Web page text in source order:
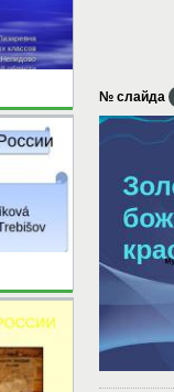
№ слайда